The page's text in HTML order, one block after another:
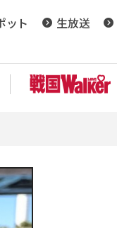
ット 生放送